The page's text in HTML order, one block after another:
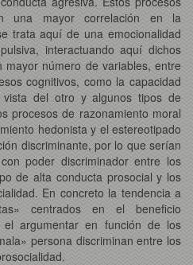
una mayor correlación en la
trata aquí de una emocionalidad
interactuando aquí dichos
número de variables, entre
cognitivos, como la capacidad
del otro y algunos tipos de
procesos de razonamiento moral
hedonista y el estereotipado
discriminante, por lo que serían
poder discriminador entre los
de alta conducta prosocial y los
En concreto la tendencia a
centrados en el beneficio
argumentar en función de los
persona discriminan entre los